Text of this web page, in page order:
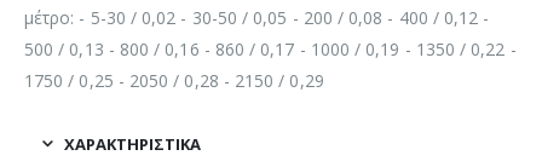
μέτρο: - 5-30 / 0,02 - 30-50 / 0,05 - 200 / 0,08 - 400 / 0,12 -
500 / 0,13 - 800 / 0,16 - 860 / 0,17 - 1000 / 0,19 - 1350 / 0,22 -
1750 / 0,25 - 2050 / 0,28 - 2150 / 0,29
ΧΑΡΑΚΤΗΡΙΣΤΙΚΆ